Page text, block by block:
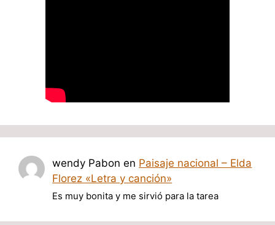
wendy Pabon en Paisaje nacional – Elda
Florez «Letra y canción»
Es muy bonita y me sirvió para la tarea